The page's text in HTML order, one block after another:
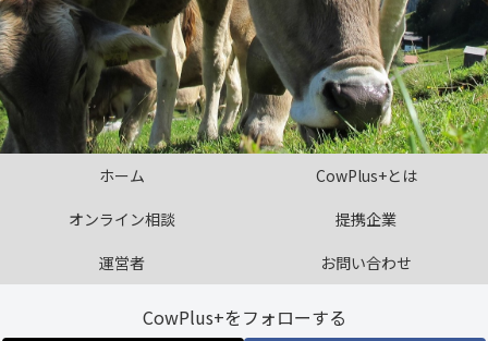
ホーム
CowPlus+とは
オンライン相談
提携企業
運営者
お問い合わせ
CowPlus+をフォローする